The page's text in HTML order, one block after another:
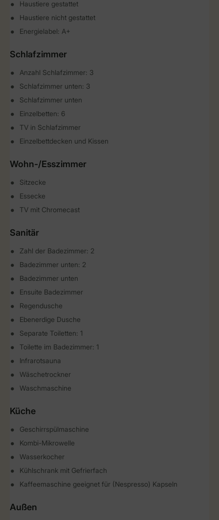
Haustiere gestattet
Haustiere nicht gestattet
Energielabel: A+
Schlafzimmer
Anzahl Schlafzimmer: 3
Schlafzimmer unten: 3
Schlafzimmer unten
Einzelbetten: 6
TV in Schlafzimmer
Einzelbettdecken und Kissen
Wohn-/Esszimmer
Sitzecke
Essecke
TV mit Chromecast
Sanitär
Zahl der Badezimmer: 2
Badezimmer unten: 2
Badezimmer unten
Ensuite Badezimmer
Regendusche
Ebenerdige Dusche
Separate Toiletten: 1
Toilette im Badezimmer: 1
Infrarotsauna
Wäschetrockner
Waschmaschine
Küche
Geschirrspülmaschine
Kombi-Mikrowelle
Wasserkocher
Kühlschrank mit Gefrierfach
Kaffeemaschine geeignet für (Nespresso) Kapseln
Außen